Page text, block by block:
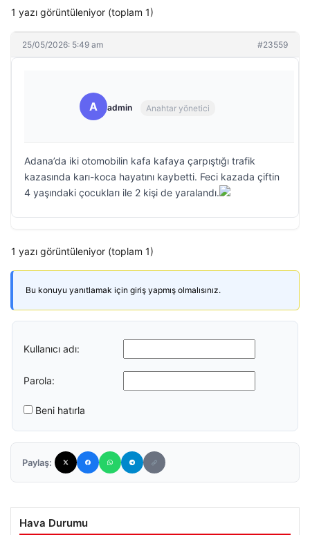
1 yazı görüntüleniyor (toplam 1)
25/05/2026: 5:49 am #23559
A admin Anahtar yönetici
Adana’da iki otomobilin kafa kafaya çarpıştığı trafik
kazasında karı-koca hayatını kaybetti. Feci kazada çiftin
4 yaşındaki çocukları ile 2 kişi de yaralandı.
1 yazı görüntüleniyor (toplam 1)
Bu konuyu yanıtlamak için giriş yapmış olmalısınız.
Kullanıcı adı:
Parola:
Beni hatırla
Paylaş:
Hava Durumu